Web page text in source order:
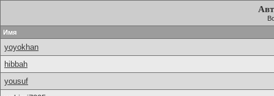
Имя
yoyokhan
hibbah
yousuf